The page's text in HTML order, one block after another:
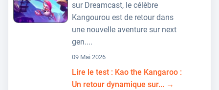
sur Dreamcast, le célèbre
Kangourou est de retour dans
une nouvelle aventure sur next
gen....
09 Mai 2026
Lire le test : Kao the Kangaroo :
Un retour dynamique sur... →